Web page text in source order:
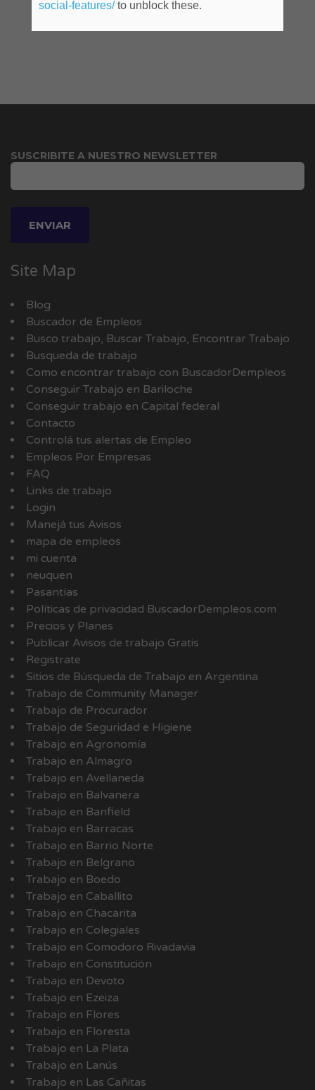
SUSCRIBITE A NUESTRO NEWSLETTER
Site Map
Blog
Buscador de Empleos
Busco trabajo, Buscar Trabajo, Encontrar Trabajo
Busqueda de trabajo
Como encontrar trabajo con BuscadorDempleos
Conseguir Trabajo en Bariloche
Conseguir trabajo en Capital federal
Contacto
Controlá tus alertas de Empleo
Empleos Por Empresas
FAQ
Links de trabajo
Login
Manejá tus Avisos
mapa de empleos
mi cuenta
neuquen
Pasantías
Políticas de privacidad BuscadorDempleos.com
Precios y Planes
Publicar Avisos de trabajo Gratis
Registrate
Sitios de Búsqueda de Trabajo en Argentina
Trabajo de Community Manager
Trabajo de Procurador
Trabajo de Seguridad e Higiene
Trabajo en Agronomía
Trabajo en Almagro
Trabajo en Avellaneda
Trabajo en Balvanera
Trabajo en Banfield
Trabajo en Barracas
Trabajo en Barrio Norte
Trabajo en Belgrano
Trabajo en Boedo
Trabajo en Caballito
Trabajo en Chacarita
Trabajo en Colegiales
Trabajo en Comodoro Rivadavia
Trabajo en Constitución
Trabajo en Devoto
Trabajo en Ezeiza
Trabajo en Flores
Trabajo en Floresta
Trabajo en La Plata
Trabajo en Lanús
Trabajo en Las Cañitas
social-features/to unblock these.